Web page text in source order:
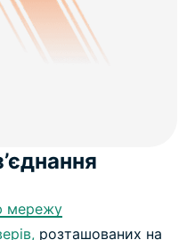
мережу
розташованих на